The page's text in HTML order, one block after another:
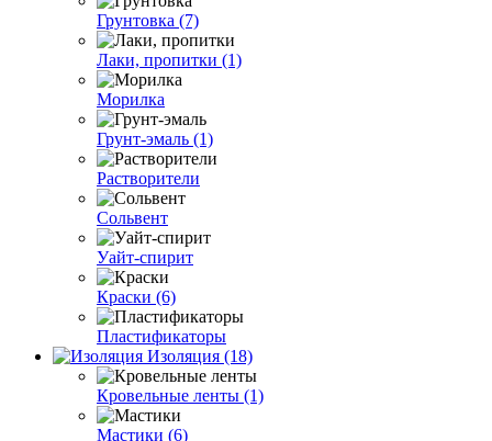
Грунтовка (7)
Лаки, пропитки (1)
Морилка
Грунт-эмаль (1)
Растворители
Сольвент
Уайт-спирит
Краски (6)
Пластификаторы
Изоляция (18)
Кровельные ленты (1)
Мастики (6)